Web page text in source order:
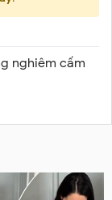
nghiêm cấm